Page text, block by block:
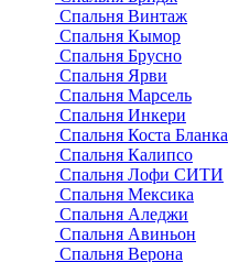
Спальня Винтаж
Спальня Кымор
Спальня Брусно
Спальня Ярви
Спальня Марсель
Спальня Инкери
Спальня Коста Бланка
Спальня Калипсо
Спальня Лофи СИТИ
Спальня Мексика
Спальня Аледжи
Спальня Авиньон
Спальня Верона